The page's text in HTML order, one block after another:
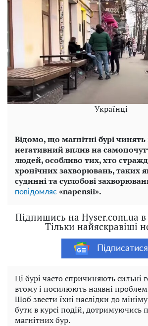
Українці
Відомо, що магнітні бурі чинять
негативний вплив на
людей, особливо тих, хто
хронічних захворювань, таких
судинні та суглобові
повідомляє «napensii».
Підпишись на Hyser.com.ua
Тільки найяскравіші
Підписатися
Ці бурі часто спричиняють сильні
втому і посилюють наявні
Щоб звести їхні наслідки до
бути в курсі подій, дотримуючись
магнітних бур.